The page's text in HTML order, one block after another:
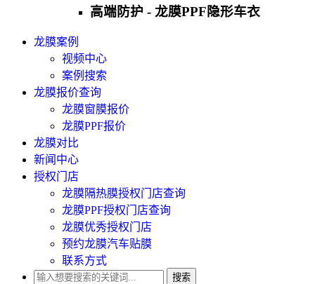
高端防护 - 龙膜PPF隐形车衣
龙膜案例
视频中心
案例搜索
龙膜报价查询
龙膜窗膜报价
龙膜PPF报价
龙膜对比
新闻中心
授权门店
龙膜隔热膜授权门店查询
龙膜PPF授权门店查询
龙膜优秀授权门店
预约龙膜汽车贴膜
联系方式
搜索